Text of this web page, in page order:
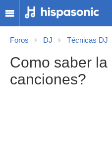
Foros DJ Técnicas DJ
Como saber
canciones?